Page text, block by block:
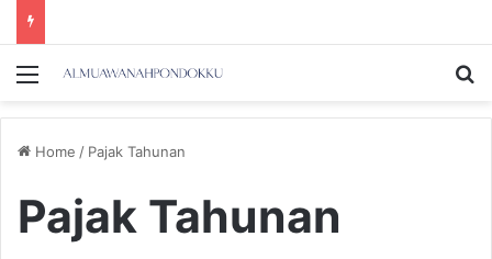
Menu
Home / Pajak Tahunan
Pajak Tahunan